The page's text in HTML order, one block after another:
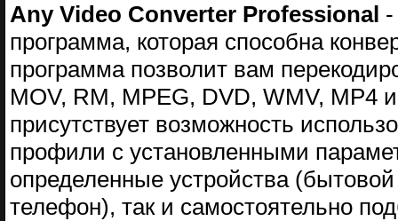
Any Video Converter Professional
программа, которая способна
программа позволит вам
MOV, RM, MPEG, DVD, WMV, MP4
присутствует возможность
профили с установленными
определенные устройства
телефон), так и самостоятельно